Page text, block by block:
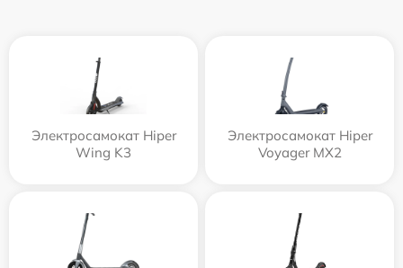
Электросамокат Hiper
Wing K3
Электросамокат Hiper
Voyager MX2